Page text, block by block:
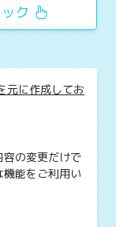
ク
元に作成してお
容の変更だけで
能をご利用い